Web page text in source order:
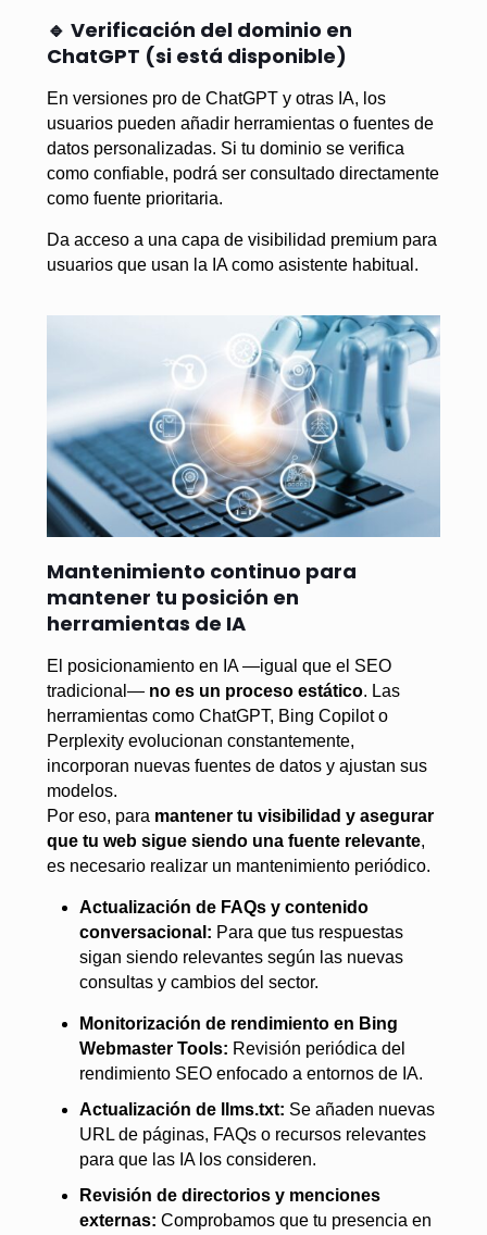
🔹 Verificación del dominio en
ChatGPT (si está disponible)
En versiones pro de ChatGPT y otras IA, los
usuarios pueden añadir herramientas o fuentes de
datos personalizadas. Si tu dominio se verifica
como confiable, podrá ser consultado directamente
como fuente prioritaria.
Da acceso a una capa de visibilidad premium para
usuarios que usan la IA como asistente habitual.
Mantenimiento continuo para
mantener tu posición en
herramientas de IA
El posicionamiento en IA —igual que el SEO
tradicional— no es un proceso estático. Las
herramientas como ChatGPT, Bing Copilot o
Perplexity evolucionan constantemente,
incorporan nuevas fuentes de datos y ajustan sus
modelos.
Por eso, para mantener tu visibilidad y asegurar
que tu web sigue siendo una fuente relevante,
es necesario realizar un mantenimiento periódico.
Actualización de FAQs y contenido
conversacional: Para que tus respuestas
sigan siendo relevantes según las nuevas
consultas y cambios del sector.
Monitorización de rendimiento en Bing
Webmaster Tools: Revisión periódica del
rendimiento SEO enfocado a entornos de IA.
Actualización de llms.txt: Se añaden nuevas
URL de páginas, FAQs o recursos relevantes
para que las IA los consideren.
Revisión de directorios y menciones
externas: Comprobamos que tu presencia en